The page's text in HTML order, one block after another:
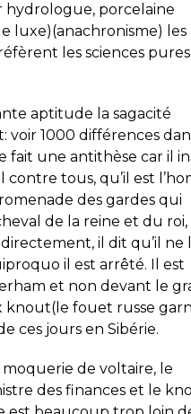
hydrologue, porcelaine
luxe)(anachronisme) les
les sciences
aptitude la sagacité
voir 1000 différences
fait une antithèse car il
tous, qu’il est
des gardes qui
de la reine et du roi,
il dit qu’il ne
il est arrêté. Il est
et non devant le
knout(le fouet russe
ces jours en Sibérie.
de voltaire, le
des finances et le